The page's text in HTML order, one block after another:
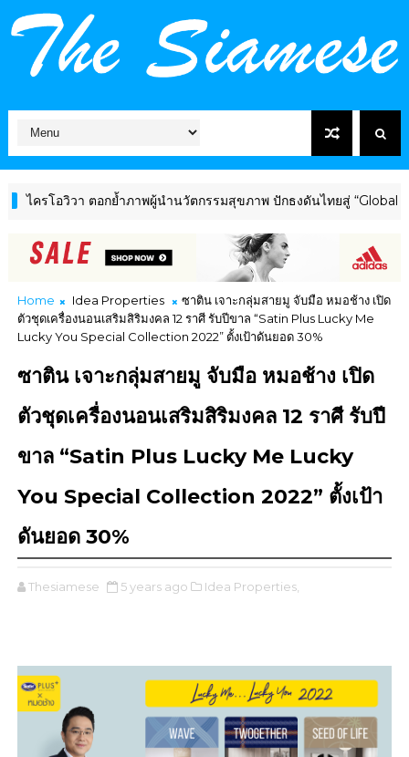
ตอกย้ำภาพผู้นำนวัตกรรมสุขภาพ ปักธงดันไทยสู่ “Global Wellness
Home Idea Properties
ซาติน เจาะกลุ่มสายมู จับมือ หมอช้าง เปิด
ตัวชุดเครื่องนอนเสริมสิริมงคล 12 ราศี รับปีขาล “Satin Plus Lucky Me
Lucky You Special Collection 2022” ตั้งเป้าดันยอด 30%
ซาติน เจาะกลุ่มสายมู จับมือ หมอช้าง เปิด
ตัวชุดเครื่องนอนเสริมสิริมงคล 12 ราศี รับปี
ขาล “Satin Plus Lucky Me Lucky
You Special Collection 2022” ตั้งเป้า
ดันยอด 30%
Thesiamese 5 years ago Idea Properties,